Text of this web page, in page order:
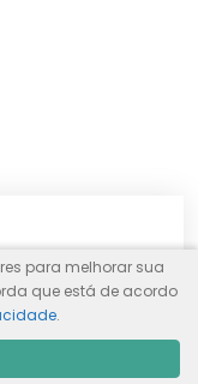
para melhorar sua
que está de acordo
.